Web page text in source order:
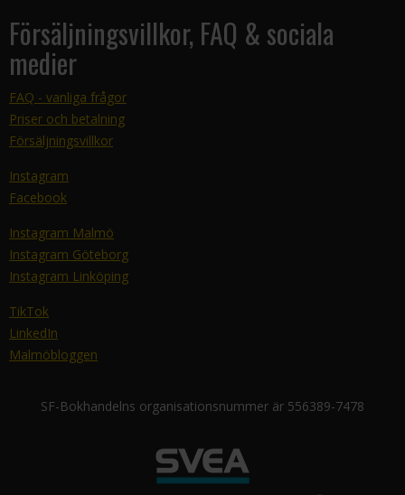
Försäljningsvillkor, FAQ & sociala
medier
FAQ - vanliga frågor
Priser och betalning
Försäljningsvillkor
Instagram
Facebook
Instagram Malmö
Instagram Göteborg
Instagram Linköping
TikTok
LinkedIn
Malmöbloggen
SF-Bokhandelns organisationsnummer är 556389-7478